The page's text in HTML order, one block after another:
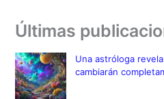
Últimas
Una astróloga
cambiarán